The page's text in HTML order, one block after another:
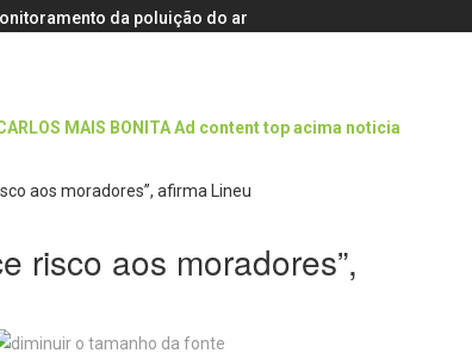
da poluição do ar
risco aos moradores”,